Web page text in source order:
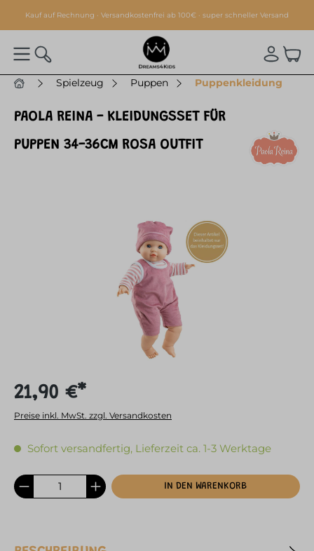
springen
Kauf auf Rechnung · Versandkostenfrei ab 100€ · super schneller Versand
Spielzeug Puppen Puppenkleidung
PAOLA REINA - KLEIDUNGSSET FÜR
PUPPEN 34-36CM ROSA OUTFIT
21,90 €*
Preise inkl. MwSt. zzgl. Versandkosten
Sofort versandfertig, Lieferzeit ca. 1-3 Werktage
IN DEN WARENKORB